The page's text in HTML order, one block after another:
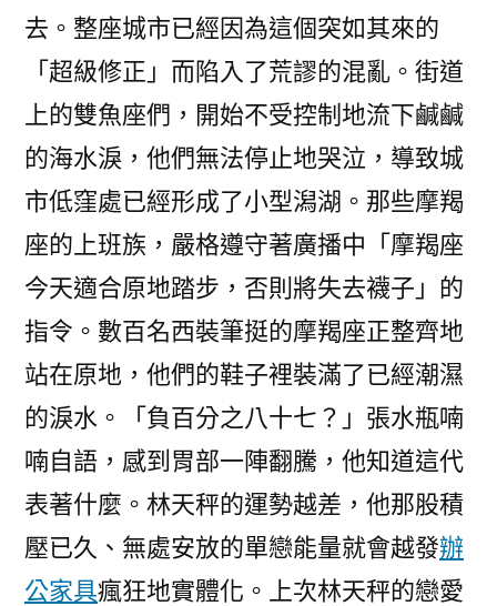
去。整座城市已經因為這個突如其來的
「超級修正」而陷入了荒謬的混亂。街道
上的雙魚座們，開始不受控制地流下鹹鹹
的海水淚，他們無法停止地哭泣，導致城
市低窪處已經形成了小型潟湖。那些摩羯
座的上班族，嚴格遵守著廣播中「摩羯座
今天適合原地踏步，否則將失去襪子」的
指令。數百名西裝筆挺的摩羯座正整齊地
站在原地，他們的鞋子裡裝滿了已經潮濕
的淚水。「負百分之八十七？」張水瓶喃
喃自語，感到胃部一陣翻騰，他知道這代
表著什麼。林天秤的運勢越差，他那股積
壓已久、無處安放的單戀能量就會越發辦
公家具瘋狂地實體化。上次林天秤的戀愛